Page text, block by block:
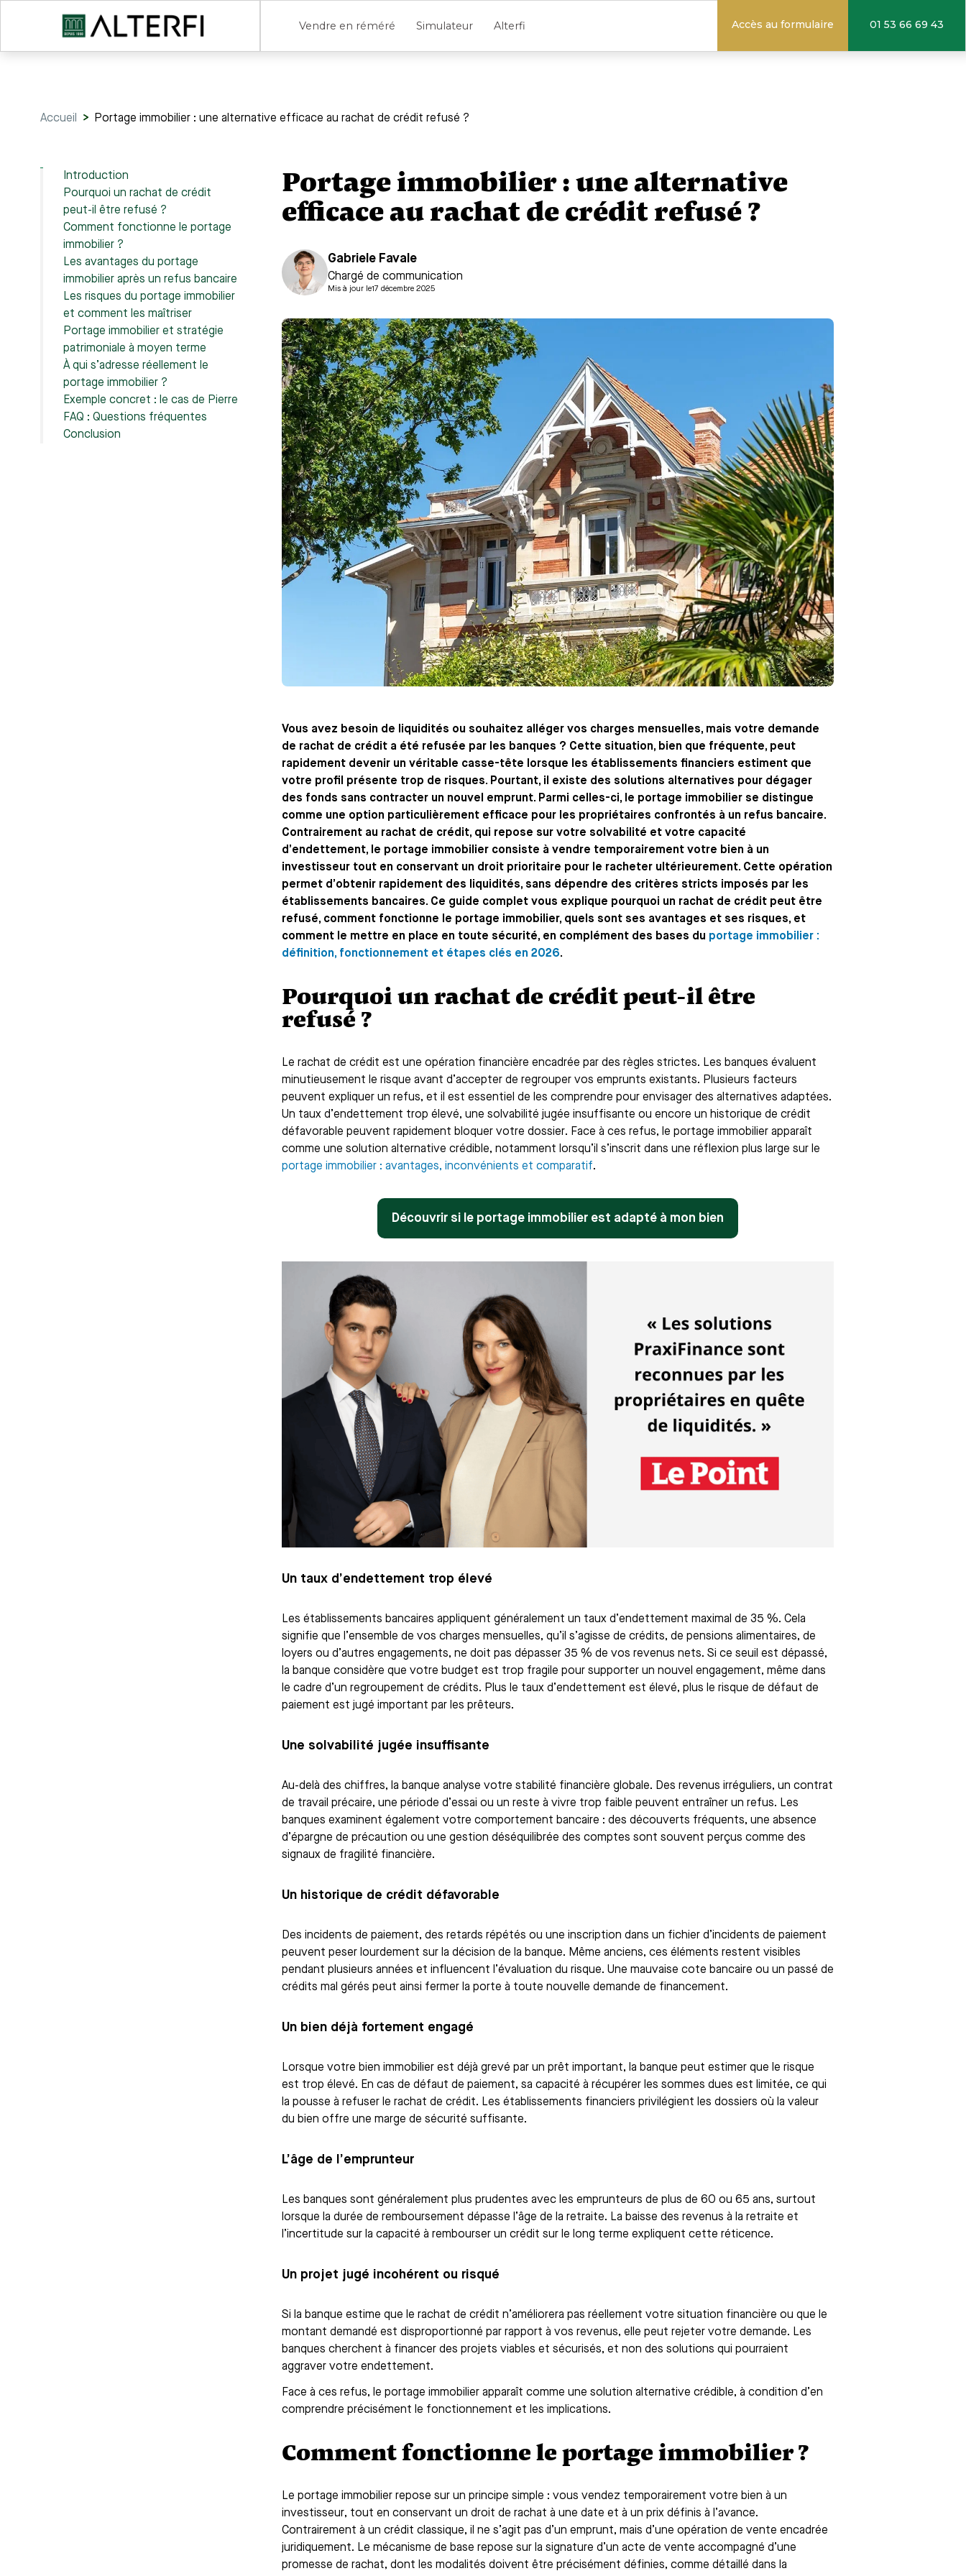
Vendre en réméré Simulateur Alterfi Accès au formulaire 01 53 66 69 43
Accueil > Portage immobilier : une alternative efficace au rachat de crédit refusé ?
Introduction
Pourquoi un rachat de crédit
peut-il être refusé ?
Comment fonctionne le portage
immobilier ?
Les avantages du portage
immobilier après un refus bancaire
Les risques du portage immobilier
et comment les maîtriser
Portage immobilier et stratégie
patrimoniale à moyen terme
À qui s’adresse réellement le
portage immobilier ?
Exemple concret : le cas de Pierre
FAQ : Questions fréquentes
Conclusion
Portage immobilier : une alternative
efficace au rachat de crédit refusé ?
Gabriele Favale
Chargé de communication
Mis à jour le17 décembre 2025
Vous avez besoin de liquidités ou souhaitez alléger vos charges mensuelles, mais votre demande
de rachat de crédit a été refusée par les banques ? Cette situation, bien que fréquente, peut
rapidement devenir un véritable casse-tête lorsque les établissements financiers estiment que
votre profil présente trop de risques. Pourtant, il existe des solutions alternatives pour dégager
des fonds sans contracter un nouvel emprunt. Parmi celles-ci, le portage immobilier se distingue
comme une option particulièrement efficace pour les propriétaires confrontés à un refus bancaire.
Contrairement au rachat de crédit, qui repose sur votre solvabilité et votre capacité
d’endettement, le portage immobilier consiste à vendre temporairement votre bien à un
investisseur tout en conservant un droit prioritaire pour le racheter ultérieurement. Cette opération
permet d’obtenir rapidement des liquidités, sans dépendre des critères stricts imposés par les
établissements bancaires. Ce guide complet vous explique pourquoi un rachat de crédit peut être
refusé, comment fonctionne le portage immobilier, quels sont ses avantages et ses risques, et
comment le mettre en place en toute sécurité, en complément des bases du portage immobilier :
définition, fonctionnement et étapes clés en 2026.
Pourquoi un rachat de crédit peut-il être
refusé ?
Le rachat de crédit est une opération financière encadrée par des règles strictes. Les banques évaluent
minutieusement le risque avant d’accepter de regrouper vos emprunts existants. Plusieurs facteurs
peuvent expliquer un refus, et il est essentiel de les comprendre pour envisager des alternatives adaptées.
Un taux d’endettement trop élevé, une solvabilité jugée insuffisante ou encore un historique de crédit
défavorable peuvent rapidement bloquer votre dossier. Face à ces refus, le portage immobilier apparaît
comme une solution alternative crédible, notamment lorsqu’il s’inscrit dans une réflexion plus large sur le
portage immobilier : avantages, inconvénients et comparatif.
Découvrir si le portage immobilier est adapté à mon bien
Un taux d’endettement trop élevé
Les établissements bancaires appliquent généralement un taux d’endettement maximal de 35 %. Cela
signifie que l’ensemble de vos charges mensuelles, qu’il s’agisse de crédits, de pensions alimentaires, de
loyers ou d’autres engagements, ne doit pas dépasser 35 % de vos revenus nets. Si ce seuil est dépassé,
la banque considère que votre budget est trop fragile pour supporter un nouvel engagement, même dans
le cadre d’un regroupement de crédits. Plus le taux d’endettement est élevé, plus le risque de défaut de
paiement est jugé important par les prêteurs.
Une solvabilité jugée insuffisante
Au-delà des chiffres, la banque analyse votre stabilité financière globale. Des revenus irréguliers, un contrat
de travail précaire, une période d’essai ou un reste à vivre trop faible peuvent entraîner un refus. Les
banques examinent également votre comportement bancaire : des découverts fréquents, une absence
d’épargne de précaution ou une gestion déséquilibrée des comptes sont souvent perçus comme des
signaux de fragilité financière.
Un historique de crédit défavorable
Des incidents de paiement, des retards répétés ou une inscription dans un fichier d’incidents de paiement
peuvent peser lourdement sur la décision de la banque. Même anciens, ces éléments restent visibles
pendant plusieurs années et influencent l’évaluation du risque. Une mauvaise cote bancaire ou un passé de
crédits mal gérés peut ainsi fermer la porte à toute nouvelle demande de financement.
Un bien déjà fortement engagé
Lorsque votre bien immobilier est déjà grevé par un prêt important, la banque peut estimer que le risque
est trop élevé. En cas de défaut de paiement, sa capacité à récupérer les sommes dues est limitée, ce qui
la pousse à refuser le rachat de crédit. Les établissements financiers privilégient les dossiers où la valeur
du bien offre une marge de sécurité suffisante.
L’âge de l’emprunteur
Les banques sont généralement plus prudentes avec les emprunteurs de plus de 60 ou 65 ans, surtout
lorsque la durée de remboursement dépasse l’âge de la retraite. La baisse des revenus à la retraite et
l’incertitude sur la capacité à rembourser un crédit sur le long terme expliquent cette réticence.
Un projet jugé incohérent ou risqué
Si la banque estime que le rachat de crédit n’améliorera pas réellement votre situation financière ou que le
montant demandé est disproportionné par rapport à vos revenus, elle peut rejeter votre demande. Les
banques cherchent à financer des projets viables et sécurisés, et non des solutions qui pourraient
aggraver votre endettement.
Face à ces refus, le portage immobilier apparaît comme une solution alternative crédible, à condition d’en
comprendre précisément le fonctionnement et les implications.
Comment fonctionne le portage immobilier ?
Le portage immobilier repose sur un principe simple : vous vendez temporairement votre bien à un
investisseur, tout en conservant un droit de rachat à une date et à un prix définis à l’avance.
Contrairement à un crédit classique, il ne s’agit pas d’un emprunt, mais d’une opération de vente encadrée
juridiquement. Le mécanisme de base repose sur la signature d’un acte de vente accompagné d’une
promesse de rachat, dont les modalités doivent être précisément définies, comme détaillé dans la